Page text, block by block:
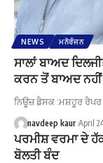
NEWS ਮਨੋਰੰਜਨ
ਸਾਲਾਂ ਬਾਅਦ
ਕਰਨ ਤੋਂ ਬਾਅਦ
ਨਿਊਜ਼ ਡੈਸਕ :ਮਸ਼ਹੂਰ
navdeep kaur April
ਪਰਮੀਸ਼ ਵਰਮਾ ਦੇ
ਬੋਲਤੀ ਬੰਦ